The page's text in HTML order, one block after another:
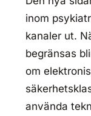
inom
kanaler ut.
begränsas
om
använda